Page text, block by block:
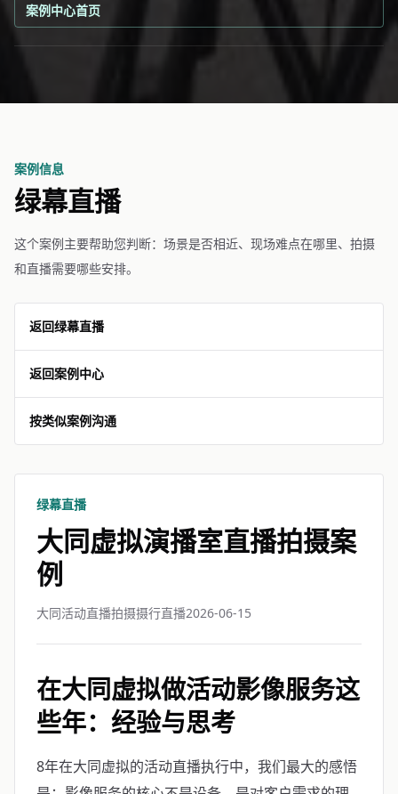
案例中心首页
案例信息
绿幕直播
这个案例主要帮助您判断：场景是否相近、现场难点在哪里、拍摄
和直播需要哪些安排。
返回绿幕直播
返回案例中心
按类似案例沟通
绿幕直播
大同虚拟演播室直播拍摄案
例
大同活动直播拍摄摄行直播2026-06-15
在大同虚拟做活动影像服务这
些年：经验与思考
8年在大同虚拟的活动直播执行中，我们最大的感悟